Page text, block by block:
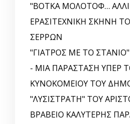
"ΒΟΤΚΑ ΜΟΛΟΤΟΦ…
ΕΡΑΣΙΤΕΧΝΙΚΗ ΣΚΗΝΗ
ΣΕΡΡΩΝ
"ΓΙΑΤΡΟΣ ΜΕ ΤΟ
- ΜΙΑ ΠΑΡΑΣΤΑΣΗ ΥΠΕΡ
ΚΥΝΟΚΟΜΕΙΟΥ ΤΟΥ
"ΛΥΣΙΣΤΡΑΤΗ" ΤΟΥ
ΒΡΑΒΕΙΟ ΚΑΛΥΤΕΡΗΣ